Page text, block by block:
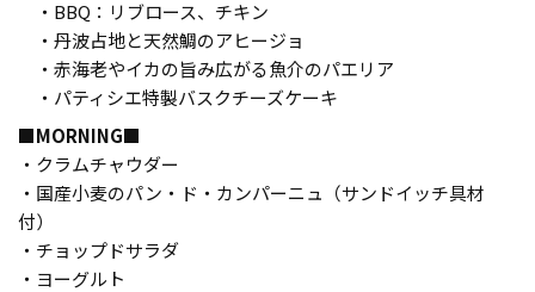
・BBQ：リブロース、チキン
・丹波占地と天然鯛のアヒージョ
・赤海老やイカの旨み広がる魚介のパエリア
・パティシエ特製バスクチーズケーキ
■MORNING■
・クラムチャウダー
・国産小麦のパン・ド・カンパーニュ（サンドイッチ具材
付）
・チョップドサラダ
・ヨーグルト